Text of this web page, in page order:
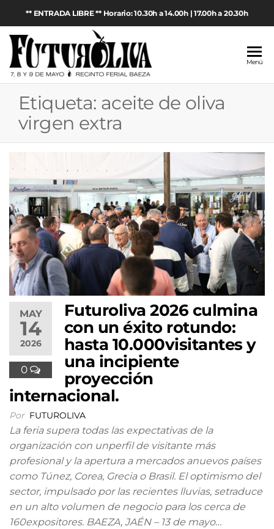
contenido
** ENTRADA LIBRE ** Horario: 10.30h a 14.00h | 17.00h a 20.30h
2026
aceite de
(Jaén)
Menú
Etiqueta: aceite de oliva
virgen extra
MAY
14
2026
0
Futuroliva 2026 culmina
con un éxito rotundo:
hasta 10.000visitantes y
una incipiente
proyección
internacional.
Por FUTUROLIVA
La feria supera todas las expectativas de la
organización con unperfil de visitante más
profesional y la apertura a mercados anuevos países
como Túnez, Corea, Grecia o Brasil. El optimismo del
sector, impulsado por las recientes lluvias, setraduce
en un alto volumen de negocio para los cerca de
160expositores. BAEZA, JAÉN – 13 de mayo…